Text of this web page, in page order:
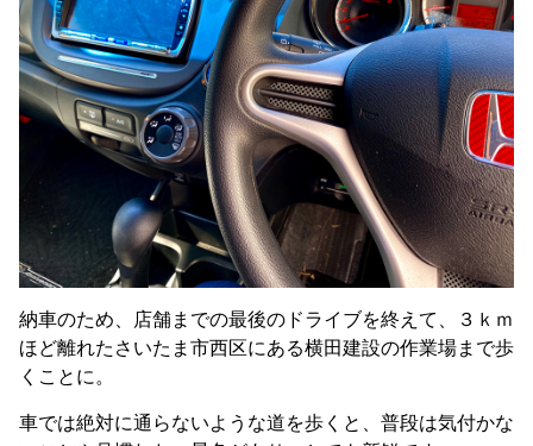
納車のため、店舗までの最後のドライブを終えて、３ｋｍ
ほど離れたさいたま市西区にある横田建設の作業場まで歩
くことに。
車では絶対に通らないような道を歩くと、普段は気付かな